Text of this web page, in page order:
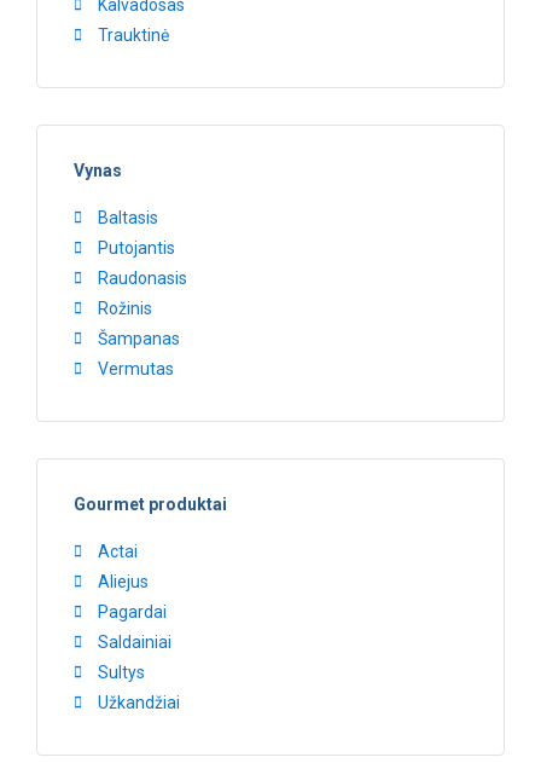
Kalvadosas
Trauktinė
Vynas
Baltasis
Putojantis
Raudonasis
Rožinis
Šampanas
Vermutas
Gourmet produktai
Actai
Aliejus
Pagardai
Saldainiai
Sultys
Užkandžiai